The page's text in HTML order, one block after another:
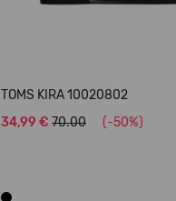
TOMS KIRA 10020802
34,99 € 70.00 (-50%)